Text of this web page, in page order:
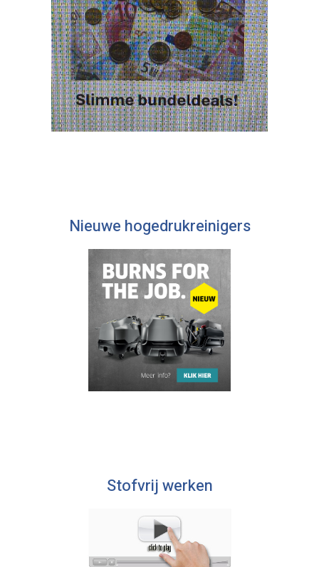
Nieuwe hogedrukreinigers
Stofvrij werken